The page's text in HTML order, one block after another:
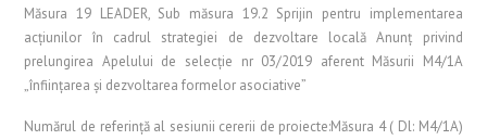
Măsura 19 LEADER, Sub măsura 19.2 Sprijin pentru implementarea
acţiunilor în cadrul strategiei de dezvoltare locală Anunţ privind
prelungirea Apelului de selecţie nr 03/2019 aferent Măsurii M4/1A
„înfiinţarea şi dezvoltarea formelor asociative”
Numărul de referinţă al sesiunii cererii de proiecte:Măsura 4 ( Dl: M4/1A)